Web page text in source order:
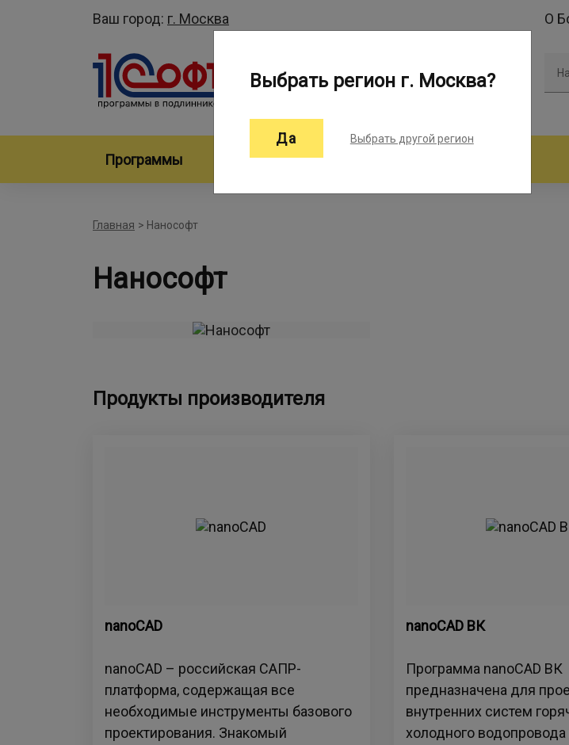
Ваш город: г. Москва О
Программы Производители программ
Главная > Нанософт
Нанософт
Продукты производителя
nanoCAD
nanoCAD – российская САПР-
платформа, содержащая все
необходимые инструменты базового
проектирования. Знакомый
nanoCAD ВК
Программа nanoCAD ВК
предназначена для
внутренних систем
холодного водопровода
Выбрать регион г. Москва?
Да Выбрать другой регион